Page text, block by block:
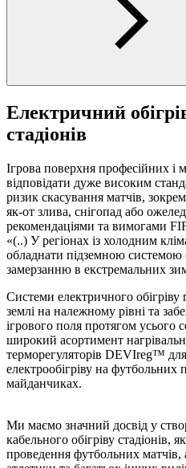
Електричний
стадіонів
Ігрова поверхня професійних і
відповідати дуже високим
ризик скасування матчів,
як-от злива, снігопад або
рекомендаціями та вимогами
«(..) У регіонах із холодним
обладнати підземною системою
замерзанню в екстремальних
Системи електричного
землі на належному рівні та
ігрового поля протягом
широкий асортимент
терморегуляторів DEVIreg™
електрообігріву на
майданчиках.
Ми маємо значний досвід у
кабельного обігріву стадіонів,
проведення футбольних матчів,